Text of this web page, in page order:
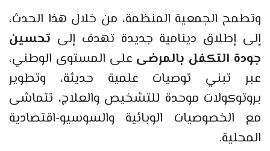
وتطمح الجمعية المنظمة، من خلال هذا الحدث،
إلى إطلاق دينامية جديدة تهدف إلى تحسين
جودة التكفل بالمرضى على المستوى الوطني،
عبر تبني توصيات علمية حديثة، وتطوير
بروتوكولات موحدة للتشخيص والعلاج، تتماشى
مع الخصوصيات الوبائية والسوسيو-اقتصادية
المحلية.